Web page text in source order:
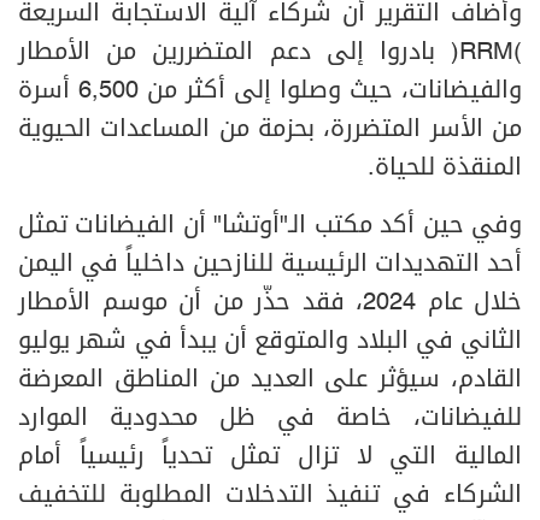
وأضاف التقرير أن شركاء آلية الاستجابة السريعة
(RRM) بادروا إلى دعم المتضررين من الأمطار
والفيضانات، حيث وصلوا إلى أكثر من 6,500 أسرة
من الأسر المتضررة، بحزمة من المساعدات الحيوية
المنقذة للحياة.
وفي حين أكد مكتب الـ"أوتشا" أن الفيضانات تمثل
أحد التهديدات الرئيسية للنازحين داخلياً في اليمن
خلال عام 2024، فقد حذّر من أن موسم الأمطار
الثاني في البلاد والمتوقع أن يبدأ في شهر يوليو
القادم، سيؤثر على العديد من المناطق المعرضة
للفيضانات، خاصة في ظل محدودية الموارد
المالية التي لا تزال تمثل تحدياً رئيسياً أمام
الشركاء في تنفيذ التدخلات المطلوبة للتخفيف